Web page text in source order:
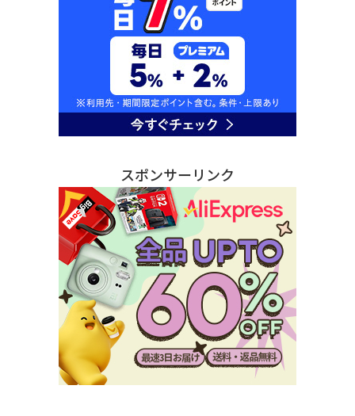
スポンサーリンク